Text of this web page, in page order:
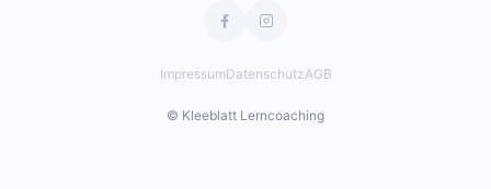
ImpressumDatenschutzAGB
© Kleeblatt Lerncoaching